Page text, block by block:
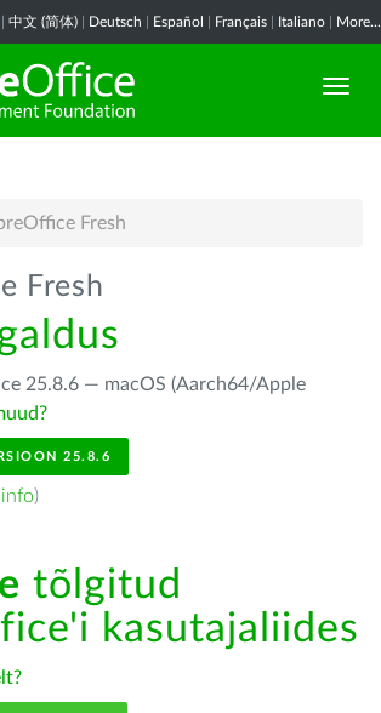
中文 (简体) Deutsch Español Français Italiano More...
Fresh
Fresh
25.8.6 — macOS (Aarch64/Apple
25.8.6
info)
tõlgitud
kasutajaliides